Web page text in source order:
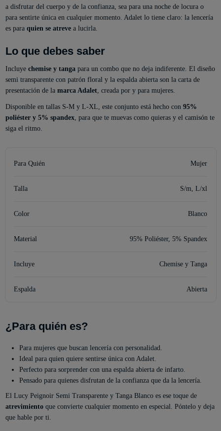
a disfrutar del cuerpo y de la confianza, sea para una noche de locura o
para sentirte única en cualquier momento. Adalet lo tiene claro: la lencería
es para quien se atrevea lucirla.
Lo que debes saber
Incluye chemise y tanga para un combo que no deja indiferente. El diseño
semi transparente con patrón floral y la espalda abierta son la carta de
presentación de la marca Adalet, creada por y para mujeres.
Disponible en tallas S-M y L-XL, este conjunto está hecho con 95%
poliéster y 5% spandex, para que te muevas como quieras y el camisón te
siga el ritmo.
Para Quién Mujer
Talla S/m, L/xl
Color Blanco
Material 95% Poliéster, 5% Spandex
Incluye Chemise y Tanga
Espalda Abierta
¿Para quién es?
Para mujeres que buscan lencería con personalidad.
Ideal para quien quiere sentirse única con Adalet.
Perfecto para sorprender con una espalda abierta de infarto.
Pensado para quienes disfrutan de la confianza que da la lencería.
El Lucy Peignoir Semi Transparente y Tanga Blanco es ese toque de
atrevimientoque convierte cualquier momento en especial. Póntelo y deja
que hable por ti.